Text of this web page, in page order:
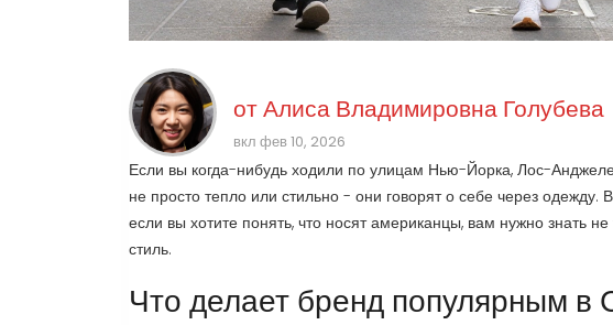
отАлиса Владимировна Голубева
вкл фев 10, 2026
Если вы когда-нибудь ходили по улицам Нью-Йорка, Лос-
не просто тепло или стильно - они говорят о себе через
если вы хотите понять, что носят американцы, вам нужно знать
стиль.
Что делает бренд популярным